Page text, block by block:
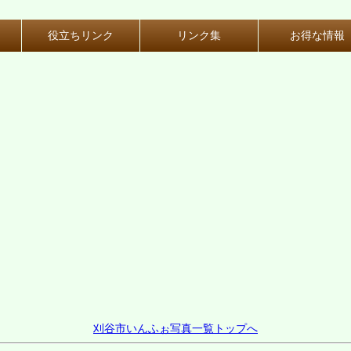
役立ちリンク リンク集 お得な情報
刈谷市いんふぉ写真一覧トップへ